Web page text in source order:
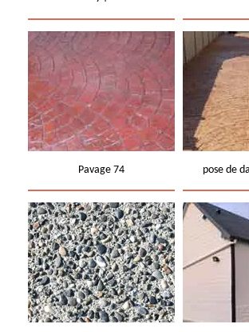
Pavage 74 pose de